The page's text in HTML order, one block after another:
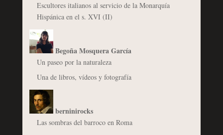
Escultores italianos al servicio de la Monarquía
Hispánica en el s. XVI (II)
Begoña Mosquera García
Un paseo por la naturaleza
Una de libros, vídeos y fotografía
berninirocks
Las sombras del barroco en Roma